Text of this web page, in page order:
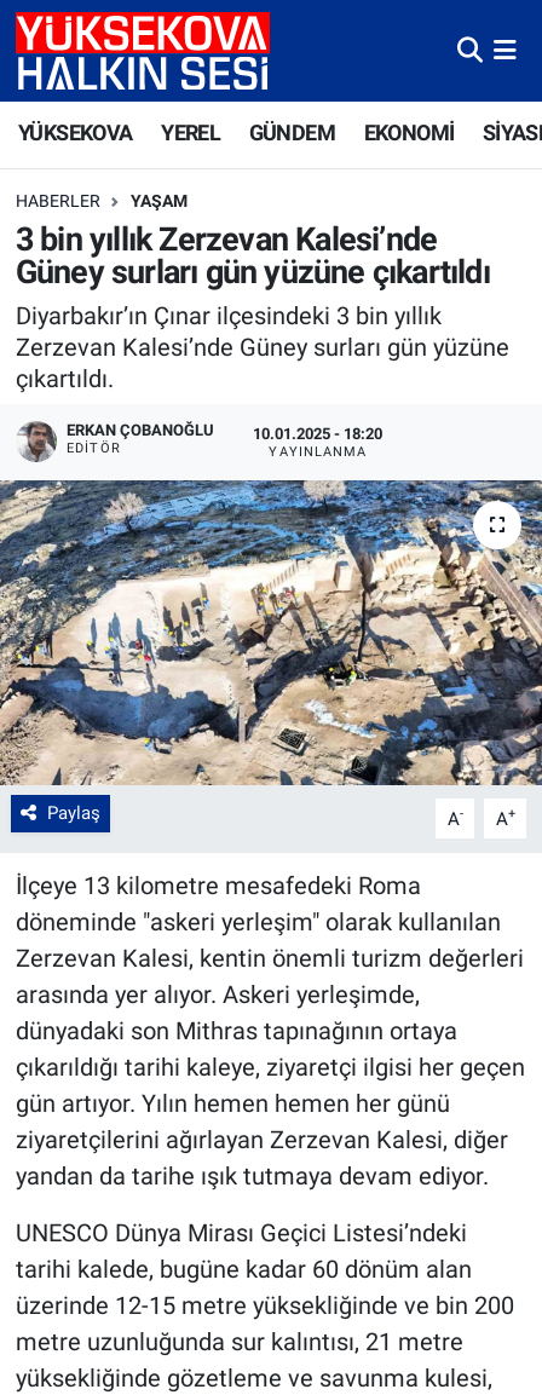
YÜKSEKOVA YEREL GÜNDEM EKONOMİ
HABERLER YAŞAM
3 bin yıllık Zerzevan Kalesi’nde
Güney surları gün yüzüne çıkartıldı
Diyarbakır’ın Çınar ilçesindeki 3 bin yıllık
Zerzevan Kalesi’nde Güney surları gün yüzüne
çıkartıldı.
ERKAN ÇOBANOĞLU
EDITÖR
10.01.2025 - 18:20
YAYINLANMA
Paylaş A- A+
İlçeye 13 kilometre mesafedeki Roma
döneminde "askeri yerleşim" olarak kullanılan
Zerzevan Kalesi, kentin önemli turizm değerleri
arasında yer alıyor. Askeri yerleşimde,
dünyadaki son Mithras tapınağının ortaya
çıkarıldığı tarihi kaleye, ziyaretçi ilgisi her geçen
gün artıyor. Yılın hemen hemen her günü
ziyaretçilerini ağırlayan Zerzevan Kalesi, diğer
yandan da tarihe ışık tutmaya devam ediyor.
UNESCO Dünya Mirası Geçici Listesi’ndeki
tarihi kalede, bugüne kadar 60 dönüm alan
üzerinde 12-15 metre yüksekliğinde ve bin 200
metre uzunluğunda sur kalıntısı, 21 metre
yüksekliğinde gözetleme ve savunma kulesi,
Yüksekova Nöbetçi Eczaneler
Yüksekova Trafik Yoğunluk Haritası
Süper Lig Puan Durumu ve Fikstür
Tüm Manşetler